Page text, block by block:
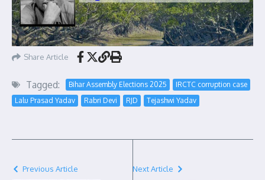
Share Article
Tagged: Bihar Assembly Elections 2025
IRCTC corruption case
Lalu Prasad Yadav
Rabri Devi RJD Tejashwi Yadav
Previous Article Next Article